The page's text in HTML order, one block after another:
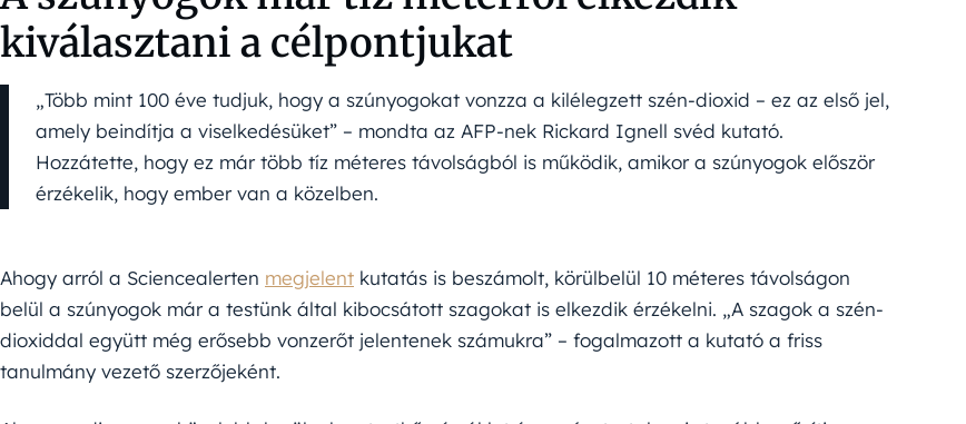
kiválasztani a célpontjukat
„Több mint 100 éve tudjuk, hogy a szúnyogokat vonzza a kilélegzett szén-dioxid – ez az első jel,
amely beindítja a viselkedésüket” – mondta az AFP-nek Rickard Ignell svéd kutató.
Hozzátette, hogy ez már több tíz méteres távolságból is működik, amikor a szúnyogok először
érzékelik, hogy ember van a közelben.
Ahogy arról a Sciencealerten megjelent kutatás is beszámolt, körülbelül 10 méteres távolságon
belül a szúnyogok már a testünk által kibocsátott szagokat is elkezdik érzékelni. „A szagok a szén-
dioxiddal együtt még erősebb vonzerőt jelentenek számukra” – fogalmazott a kutató a friss
tanulmány vezető szerzőjeként.